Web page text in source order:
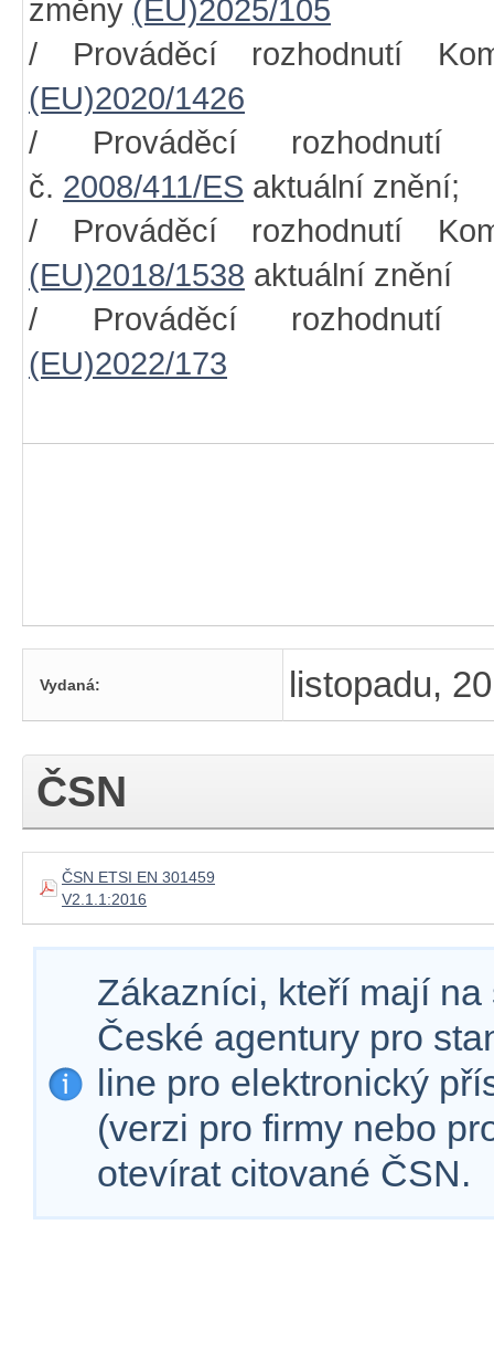
změny (EU)2025/105
/ Prováděcí rozhodnutí
(EU)2020/1426
/ Prováděcí rozhodnutí
č. 2008/411/ES aktuální znění;
/ Prováděcí rozhodnutí
(EU)2018/1538 aktuální znění
/ Prováděcí rozhodnutí
(EU)2022/173
Vydaná: listopadu,
ČSN
ČSN ETSI EN 301459
V2.1.1:2016
Zákazníci, kteří mají
České agentury pro
line pro elektronický
(verzi pro firmy nebo
otevírat citované ČSN.